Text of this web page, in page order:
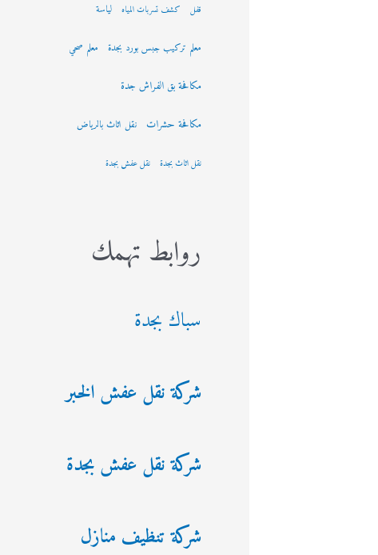
قفل كشف تسربات المياه لياسة
معلم تركيب جبس بورد بجدة معلم صحي
مكافحة بق الفراش جدة
مكافحة حشرات نقل اثاث بالرياض
نقل اثاث بجدة نقل عفش بجدة
روابط تهمك
سباك بجدة
شركة نقل عفش الخبر
شركة نقل عفش بجدة
شركة تنظيف منازل